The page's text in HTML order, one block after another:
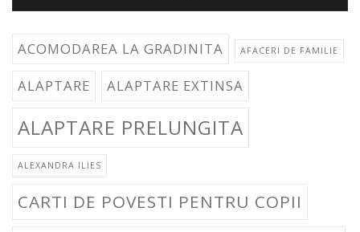
ACOMODAREA LA GRADINITA AFACERI DE FAMILIE
ALAPTARE ALAPTARE EXTINSA
ALAPTARE PRELUNGITA
ALEXANDRA ILIES
CARTI DE POVESTI PENTRU COPII